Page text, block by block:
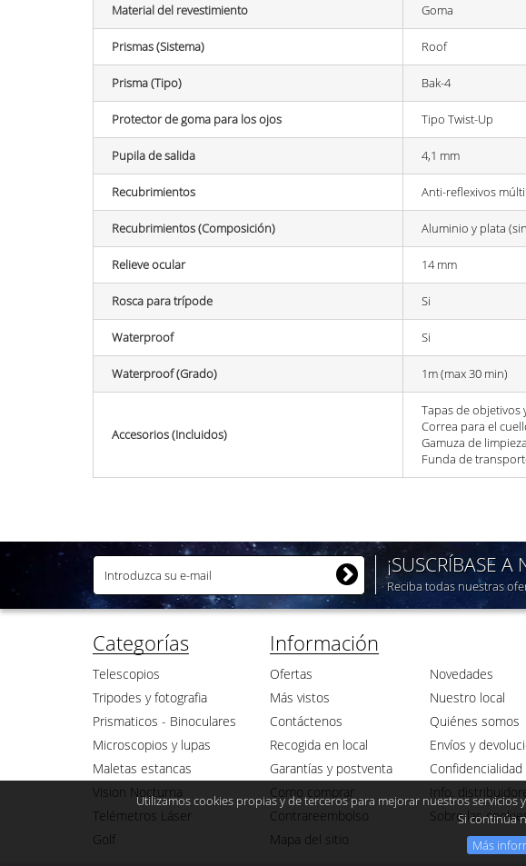
Material del revestimiento Goma
Prismas (Sistema) Roof
Prisma (Tipo) Bak-4
Protector de goma para los ojos Tipo Twist-Up
Pupila de salida 4,1 mm
Recubrimientos Anti-reflexivos
Recubrimientos (Composición) Aluminio y plata
Relieve ocular 14 mm
Rosca para trípode Si
Waterproof Si
Waterproof (Grado) 1m (max 30 min)
Accesorios (Incluidos)
Tapas de objetivos
Correa para el
Gamuza de limpieza
Funda de
¡SUSCRÍBASE A
Reciba todas nuestras
Categorías
Telescopios
Tripodes y fotografia
Prismaticos - Binoculares
Microscopios y lupas
Maletas estancas
Vision Nocturna
Telémetros Láser
Golf
Información
Ofertas
Novedades
Más vistos
Nuestro local
Contáctenos
Quiénes somos
Recogida en local
Envíos y
Garantías y postventa
Confidencialidad
Como comprar
Info.
Contrareembolso
Sobre las
Mapa del sitio
Utilizamos cookies propias y de terceros para mejorar nuestros
Si continúa
Más